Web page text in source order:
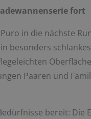
fort
in die nächste
besonders
Paaren und
bereit: Die